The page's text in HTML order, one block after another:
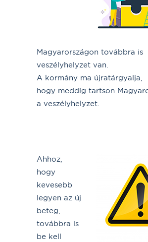
Magyarországon továbbra is
veszélyhelyzet van.
A kormány ma újratárgyalja,
hogy meddig tartson
a veszélyhelyzet.
Ahhoz,
hogy
kevesebb
legyen az új
beteg,
továbbra is
be kell